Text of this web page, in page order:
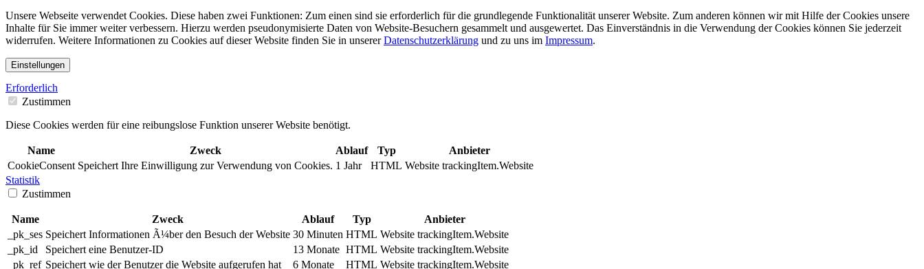
Unsere Webseite verwendet Cookies. Diese haben zwei Funktionen: Zum einen sind sie erforderlich für die grundlegende Funktionalität unserer Website. Zum anderen können wir mit Hilfe der Cookies unsere
Inhalte für Sie immer weiter verbessern. Hierzu werden pseudonymisierte Daten von Website-Besuchern gesammelt und ausgewertet. Das Einverständnis in die Verwendung der Cookies können Sie jederzeit
widerrufen. Weitere Informationen zu Cookies auf dieser Website finden Sie in unsererDatenschutzerklärung und zu uns im Impressum.
Einstellungen
Erforderlich
Zustimmen
Diese Cookies werden für eine reibungslose Funktion unserer Website benötigt.
Name Zweck Ablauf Typ
Anbieter
CookieConsent Speichert Ihre Einwilligung zur Verwendung von Cookies. 1 Jahr HTML Website trackingItem.Website
Statistik
Zustimmen
Name Zweck Ablauf Typ
Anbieter
_pk_ses Speichert Informationen Ã¼ber den Besuch der Website 30 Minuten HTML Website trackingItem.Website
_pk_id
Speichert eine Benutzer-ID 13 Monate HTML Website trackingItem.Website
_pk_ref Speichert wie der Benutzer die Website aufgerufen hat 6 Monate HTML Website trackingItem.Website